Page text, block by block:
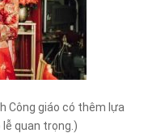
Công giáo có thêm lựa
quan trọng.)